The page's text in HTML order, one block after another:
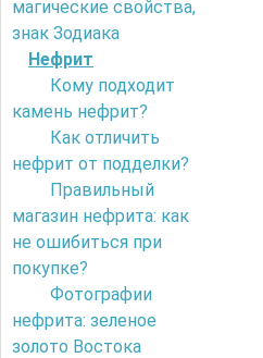
магические свойства,
знак Зодиака
Нефрит
Кому подходит
камень нефрит?
Как отличить
нефрит от подделки?
Правильный
магазин нефрита: как
не ошибиться при
покупке?
Фотографии
нефрита: зеленое
золото Востока